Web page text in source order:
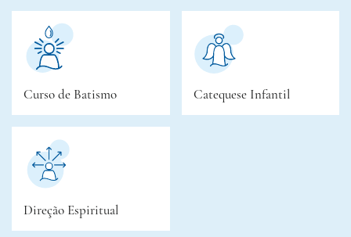
Curso de Batismo Catequese Infantil
Direção Espiritual